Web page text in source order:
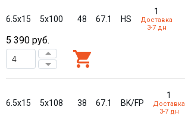
6.5x15 5x100 48 67.1 HS
1
Доставка
3-7 дн
5 390 руб.
6.5x15 5x108 38 67.1 BK/FP
1
Доставка
3-7 дн